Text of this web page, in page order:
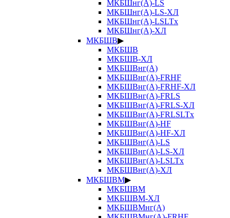
МКБШнг(А)-LS
МКБШнг(А)-LS-ХЛ
МКБШнг(А)-LSLTx
МКБШнг(А)-ХЛ
МКБШВ▶
МКБШВ
МКБШВ-ХЛ
МКБШВнг(А)
МКБШВнг(А)-FRHF
МКБШВнг(А)-FRHF-ХЛ
МКБШВнг(А)-FRLS
МКБШВнг(А)-FRLS-ХЛ
МКБШВнг(А)-FRLSLTx
МКБШВнг(А)-HF
МКБШВнг(А)-HF-ХЛ
МКБШВнг(А)-LS
МКБШВнг(А)-LS-ХЛ
МКБШВнг(А)-LSLTx
МКБШВнг(А)-ХЛ
МКБШВМ▶
МКБШВМ
МКБШВМ-ХЛ
МКБШВМнг(А)